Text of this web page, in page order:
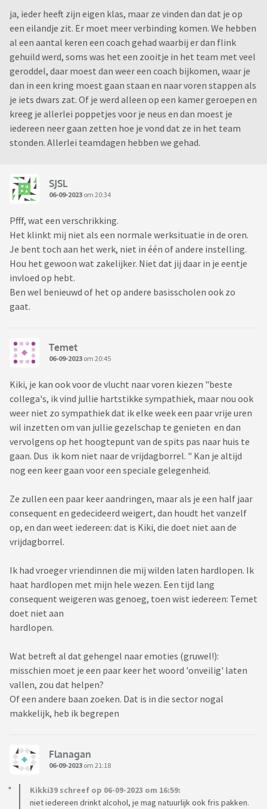
ja, ieder heeft zijn eigen klas, maar ze vinden dan dat je op
een eilandje zit. Er moet meer verbinding komen. We hebben
al een aantal keren een coach gehad waarbij er dan flink
gehuild werd, soms was het een zooitje in het team met veel
geroddel, daar moest dan weer een coach bijkomen, waar je
dan in een kring moest gaan staan en naar voren stappen als
je iets dwars zat. Of je werd alleen op een kamer geroepen en
kreeg je allerlei poppetjes voor je neus en dan moest je
iedereen neer gaan zetten hoe je vond dat ze in het team
stonden. Allerlei teamdagen hebben we gehad.
SJSL
06-09-2023 om 20:34
Pfff, wat een verschrikking.
Het klinkt mij niet als een normale werksituatie in de oren.
Je bent toch aan het werk, niet in één of andere instelling.
Hou het gewoon wat zakelijker. Niet dat jij daar in je eentje
invloed op hebt.
Ben wel benieuwd of het op andere basisscholen ook zo
gaat.
Temet
06-09-2023 om 20:45
Kiki, je kan ook voor de vlucht naar voren kiezen "beste
collega's, ik vind jullie hartstikke sympathiek, maar nou ook
weer niet zo sympathiek dat ik elke week een paar vrije uren
wil inzetten om van jullie gezelschap te genieten en dan
vervolgens op het hoogtepunt van de spits pas naar huis te
gaan. Dus ik kom niet naar de vrijdagborrel. " Kan je altijd
nog een keer gaan voor een speciale gelegenheid.
Ze zullen een paar keer aandringen, maar als je een half jaar
consequent en gedecideerd weigert, dan houdt het vanzelf
op, en dan weet iedereen: dat is Kiki, die doet niet aan de
vrijdagborrel.
Ik had vroeger vriendinnen die mij wilden laten hardlopen. Ik
haat hardlopen met mijn hele wezen. Een tijd lang
consequent weigeren was genoeg, toen wist iedereen: Temet
doet niet aan
hardlopen.
Wat betreft al dat gehengel naar emoties (gruwel!):
misschien moet je een paar keer het woord 'onveilig' laten
vallen, zou dat helpen?
Of een andere baan zoeken. Dat is in die sector nogal
makkelijk, heb ik begrepen
Flanagan
06-09-2023 om 21:18
Kikki39 schreef op 06-09-2023 om 16:59:
niet iedereen drinkt alcohol, je mag natuurlijk ook fris pakken.